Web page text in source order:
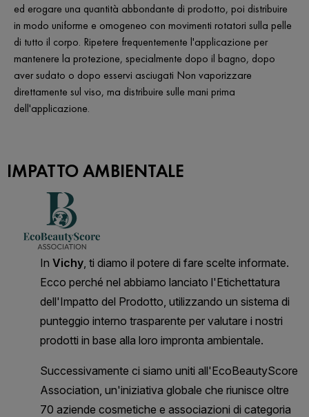
ed erogare una quantità abbondante di prodotto, poi distribuire
in modo uniforme e omogeneo con movimenti rotatori sulla pelle
di tutto il corpo. Ripetere frequentemente l'applicazione per
mantenere la protezione, specialmente dopo il bagno, dopo
aver sudato o dopo esservi asciugati Non vaporizzare
direttamente sul viso, ma distribuire sulle mani prima
dell'applicazione.
IMPATTO AMBIENTALE